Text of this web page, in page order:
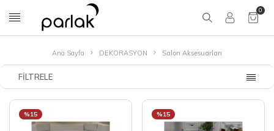
0
Ana Sayfa DEKORASYON Salon Aksesuarları
FILTRELE
%15 %15